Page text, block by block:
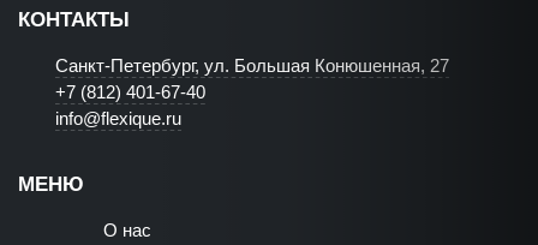
КОНТАКТЫ
Санкт-Петербург, ул. Большая Конюшенная, 27
+7 (812) 401-67-40
info@flexique.ru
МЕНЮ
О нас